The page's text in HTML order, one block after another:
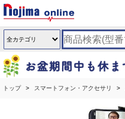
トップ スマートフォン・アクセサリ